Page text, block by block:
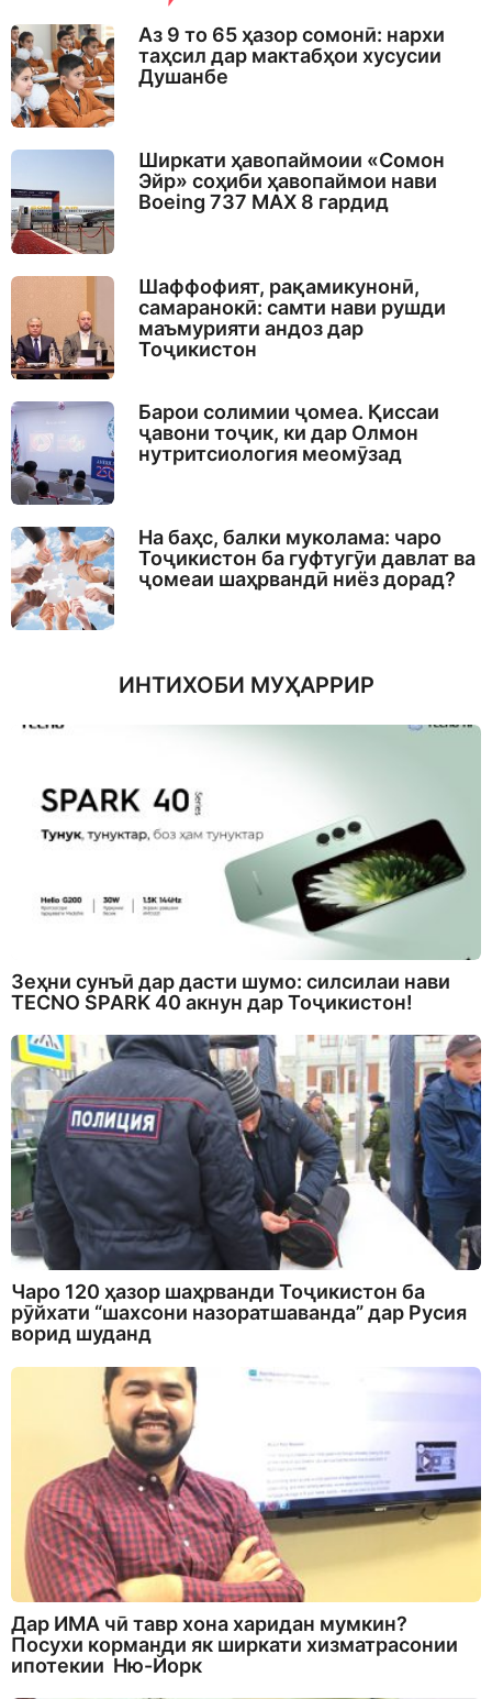
Аз 9 то 65 ҳазор сомонӣ: нархи
таҳсил дар мактабҳои хусусии
Душанбе
Ширкати ҳавопаймоии «Сомон
Эйр» соҳиби ҳавопаймои нави
Boeing 737 MAX 8 гардид
Шаффофият, рақамикунонӣ,
самаранокӣ: самти нави рушди
маъмурияти андоз дар
Тоҷикистон
Барои солимии ҷомеа. Қиссаи
ҷавони тоҷик, ки дар Олмон
нутритсиология меомӯзад
На баҳс, балки муколама: чаро
Тоҷикистон ба гуфтугӯи давлат ва
ҷомеаи шаҳрвандӣ ниёз дорад?
ИНТИХОБИ МУҲАРРИР
Зеҳни сунъӣ дар дасти шумо: силсилаи нави
TECNO SPARK 40 акнун дар Тоҷикистон!
Чаро 120 ҳазор шаҳрванди Тоҷикистон ба
рӯйхати “шахсони назоратшаванда” дар Русия
ворид шуданд
Дар ИМА чӣ тавр хона харидан мумкин?
Посухи корманди як ширкати хизматрасонии
ипотекии Ню-Йорк